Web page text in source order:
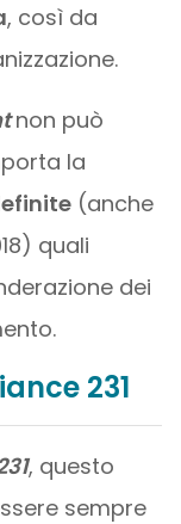
, così da
non può
la
(anche
quali
dei
231
, questo
sempre